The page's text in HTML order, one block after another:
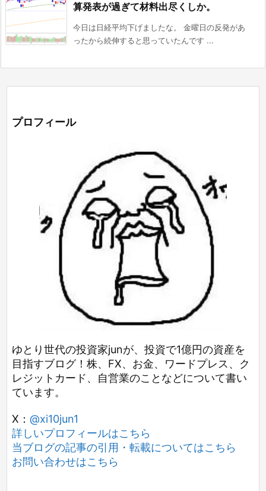
算発表が過ぎて材料出尽くしか。
今日は日経平均下げましたな。 金曜日の反発があ
ったから続伸すると思っていたんです ...
プロフィール
ゆとり世代の投資家junが、投資で1億円の資産を
目指すブログ！株、FX、お金、ワードプレス、ク
レジットカード、自営業のことなどについて書い
ています。
X： @xi10jun1
詳しいプロフィールはこちら
当ブログの記事の引用・転載についてはこちら
お問い合わせはこちら